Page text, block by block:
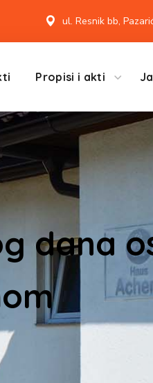
ul. Resnik bb,
Propisi i akti
dana